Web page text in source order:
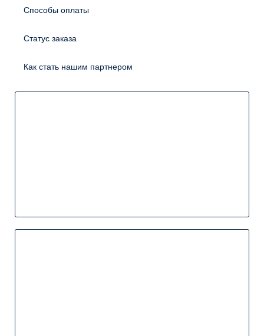
Способы оплаты
Статус заказа
Как стать нашим партнером